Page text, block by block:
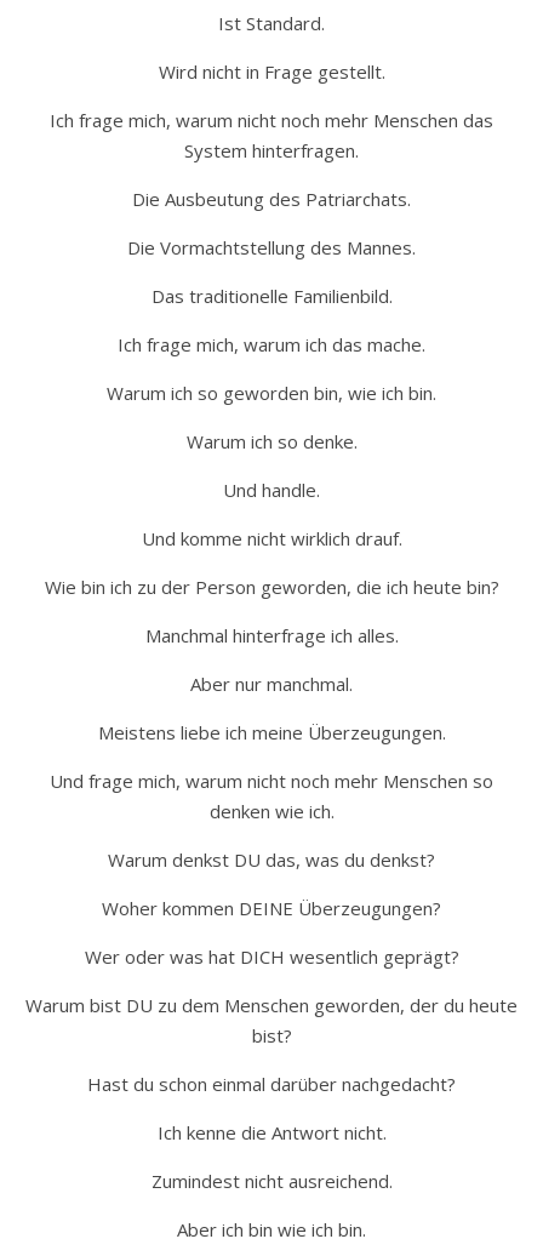
Ist Standard.
Wird nicht in Frage gestellt.
Ich frage mich, warum nicht noch mehr Menschen das
System hinterfragen.
Die Ausbeutung des Patriarchats.
Die Vormachtstellung des Mannes.
Das traditionelle Familienbild.
Ich frage mich, warum ich das mache.
Warum ich so geworden bin, wie ich bin.
Warum ich so denke.
Und handle.
Und komme nicht wirklich drauf.
Wie bin ich zu der Person geworden, die ich heute bin?
Manchmal hinterfrage ich alles.
Aber nur manchmal.
Meistens liebe ich meine Überzeugungen.
Und frage mich, warum nicht noch mehr Menschen so
denken wie ich.
Warum denkst DU das, was du denkst?
Woher kommen DEINE Überzeugungen?
Wer oder was hat DICH wesentlich geprägt?
Warum bist DU zu dem Menschen geworden, der du heute
bist?
Hast du schon einmal darüber nachgedacht?
Ich kenne die Antwort nicht.
Zumindest nicht ausreichend.
Aber ich bin wie ich bin.